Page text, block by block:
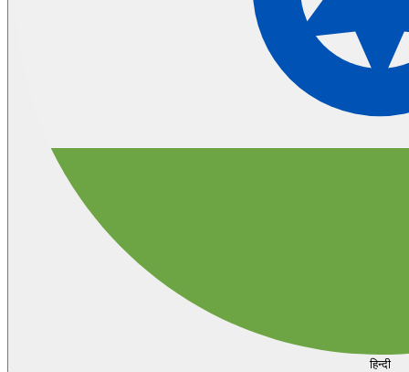
हिन्दी